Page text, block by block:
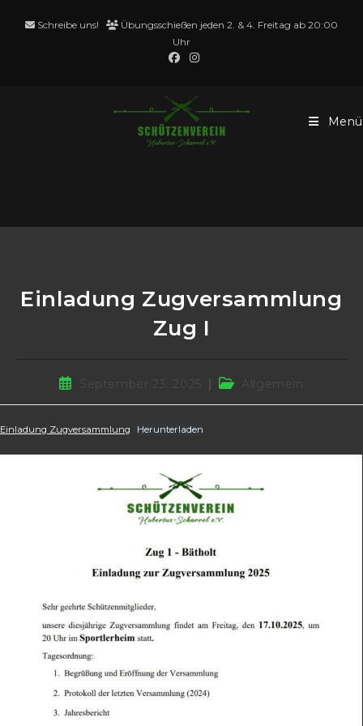
Inhalt Schreibe uns!
Übungsschießen jeden 2. & 4. Freitag ab 20:00
Uhr
Menü
Einladung Zugversammlung
Zug I
BeitragSeptember 23, 2025
Beitrags-Allgemein
Einladung Zugversammlung Herunterladen